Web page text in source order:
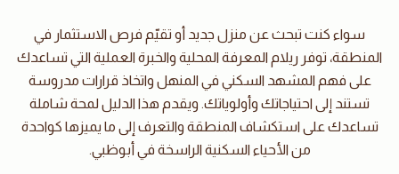
سواء كنت تبحث عن منزل جديد أو تقيّم فرص الاستثمار في
المنطقة، توفر ريلام المعرفة المحلية والخبرة العملية التي تساعدك
على فهم المشهد السكني في المنهل واتخاذ قرارات مدروسة
تستند إلى احتياجاتك وأولوياتك. ويقدم هذا الدليل لمحة شاملة
تساعدك على استكشاف المنطقة والتعرف إلى ما يميزها كواحدة
من الأحياء السكنية الراسخة في أبوظبي.